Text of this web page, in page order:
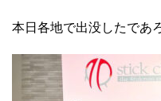
本日各地で出没したであ